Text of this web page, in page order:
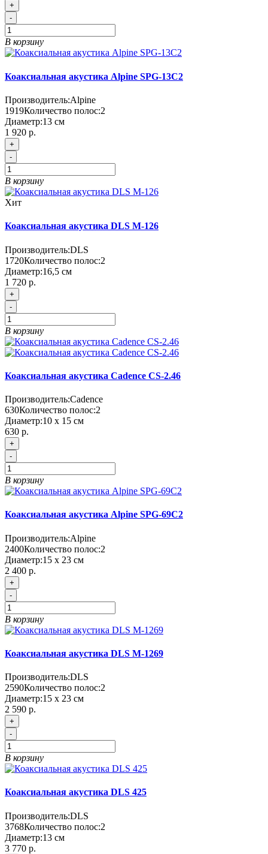
+
-
В корзину
Коаксиальная акустика Alpine SPG-13C2
Производитель:Alpine
1919Количество полос:2
Диаметр:13 см
1 920 р.
+
-
В корзину
Хит
Коаксиальная акустика DLS M-126
Производитель:DLS
1720Количество полос:2
Диаметр:16,5 см
1 720 р.
+
-
В корзину
Коаксиальная акустика Cadence CS-2.46
Производитель:Cadence
630Количество полос:2
Диаметр:10 x 15 см
630 р.
+
-
В корзину
Коаксиальная акустика Alpine SPG-69C2
Производитель:Alpine
2400Количество полос:2
Диаметр:15 x 23 см
2 400 р.
+
-
В корзину
Коаксиальная акустика DLS M-1269
Производитель:DLS
2590Количество полос:2
Диаметр:15 x 23 см
2 590 р.
+
-
В корзину
Коаксиальная акустика DLS 425
Производитель:DLS
3768Количество полос:2
Диаметр:13 см
3 770 р.